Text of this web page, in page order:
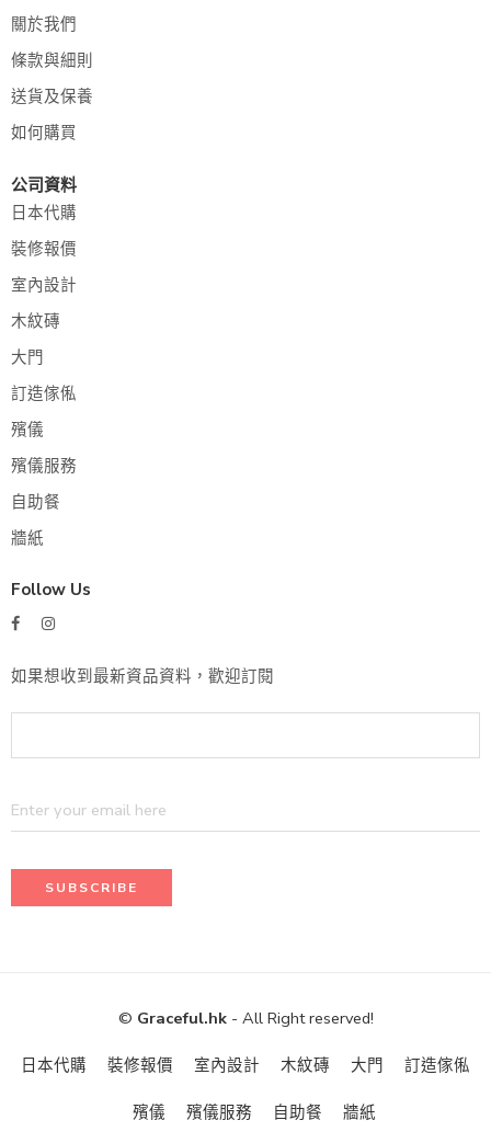
關於我們
條款與細則
送貨及保養
如何購買
公司資料
日本代購
裝修報價
室內設計
木紋磚
大門
訂造傢俬
殯儀
殯儀服務
自助餐
牆紙
Follow Us
如果想收到最新資品資料，歡迎訂閱
© Graceful.hk- All Right reserved!
日本代購 裝修報價 室內設計 木紋磚 大門 訂造傢俬
殯儀 殯儀服務 自助餐 牆紙